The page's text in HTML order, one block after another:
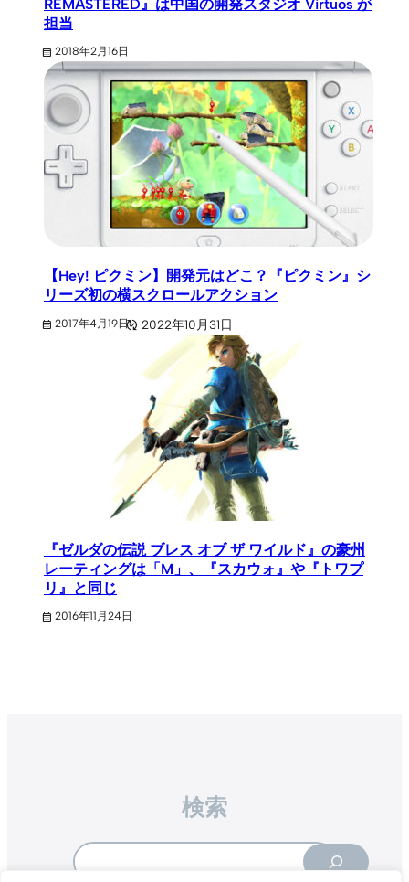
REMASTERED』は中国の開発スタジオ Virtuos が
担当
2018年2月16日
【Hey! ピクミン】開発元はどこ？『ピクミン』シ
リーズ初の横スクロールアクション
2017年4月19日 2022年10月31日
『ゼルダの伝説 ブレス オブ ザ ワイルド』の豪州
レーティングは「M」、『スカウォ』や『トワプ
リ』と同じ
2016年11月24日
検索